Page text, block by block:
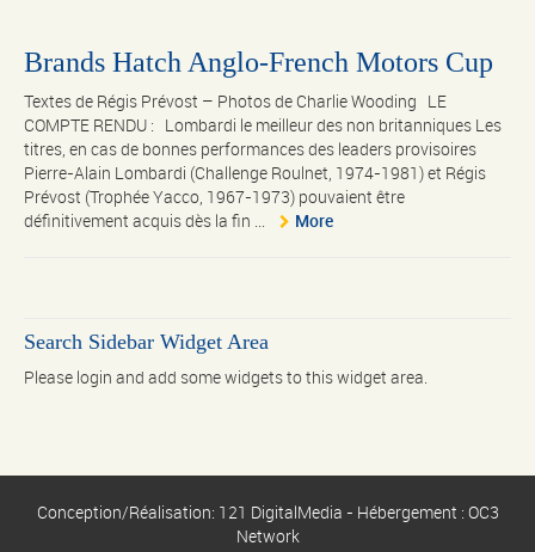
Brands Hatch Anglo-French Motors Cup
Textes de Régis Prévost – Photos de Charlie Wooding LE
COMPTE RENDU : Lombardi le meilleur des non britanniques Les
titres, en cas de bonnes performances des leaders provisoires
Pierre-Alain Lombardi (Challenge Roulnet, 1974-1981) et Régis
Prévost (Trophée Yacco, 1967-1973) pouvaient être
définitivement acquis dès la fin ...
More
Search Sidebar Widget Area
Please login and add some widgets to this widget area.
Conception/Réalisation: 121 DigitalMedia - Hébergement : OC3
Network